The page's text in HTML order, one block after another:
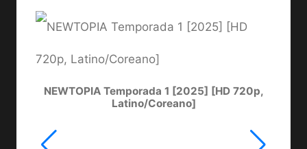
NEWTOPIA Temporada 1 [2025] [HD 720p,
Latino/Coreano]